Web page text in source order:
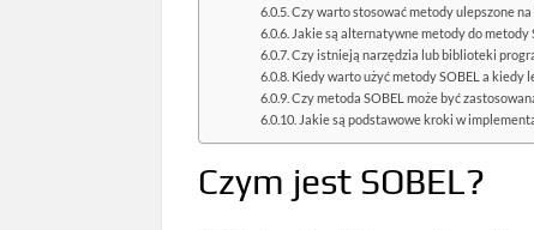
Czy warto stosować metody ulepszone
Jakie są alternatywne metody do metody
Czy istnieją narzędzia lub biblioteki
Kiedy warto użyć metody SOBEL a kiedy
Czy metoda SOBEL może być
Jakie są podstawowe kroki w
Czym jest SOBEL?